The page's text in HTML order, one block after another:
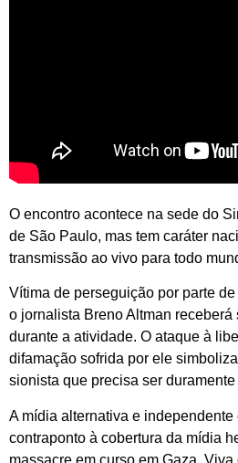
O encontro acontece na sede do
de São Paulo, mas tem caráter
transmissão ao vivo para todo
Vítima de perseguição por parte
o jornalista Breno Altman
durante a atividade. O ataque à
difamação sofrida por ele
sionista que precisa ser
A mídia alternativa e
contraponto à cobertura da mídia
massacre em curso em Gaza.